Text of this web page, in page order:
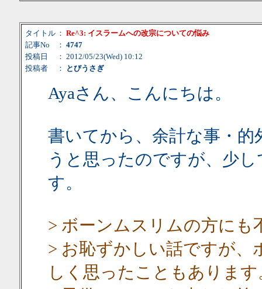
タイトル ： Re^3: イスラームへの改宗についての悩み
記事No
： 4747
投稿日
： 2012/05/23(Wed) 10:12
投稿者
： とびうさぎ
Ayaさん、こんにちは。
書いてから、余計な事・
うと思ったのですが、少
す。
> ボーンムスリムの方にも
> お恥ずかしい話ですが
しく思ったこともあります